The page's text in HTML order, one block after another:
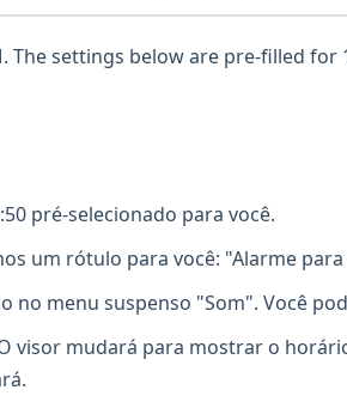
The settings below are pre-filled
pré-selecionado para você.
um rótulo para você: "Alarme para
no menu suspenso "Som". Você
visor mudará para mostrar o